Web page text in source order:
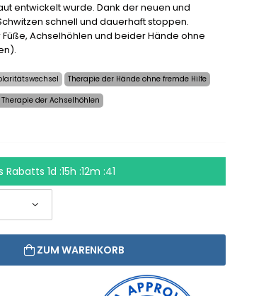
entwickelt wurde. Dank der neuen und
schnell und dauerhaft stoppen.
Achselhöhlen und beider Hände ohne
Therapie der Hände ohne fremde Hilfe
der Achselhöhlen
Rabatts 1d :15h :12m :41
ZUM WARENKORB